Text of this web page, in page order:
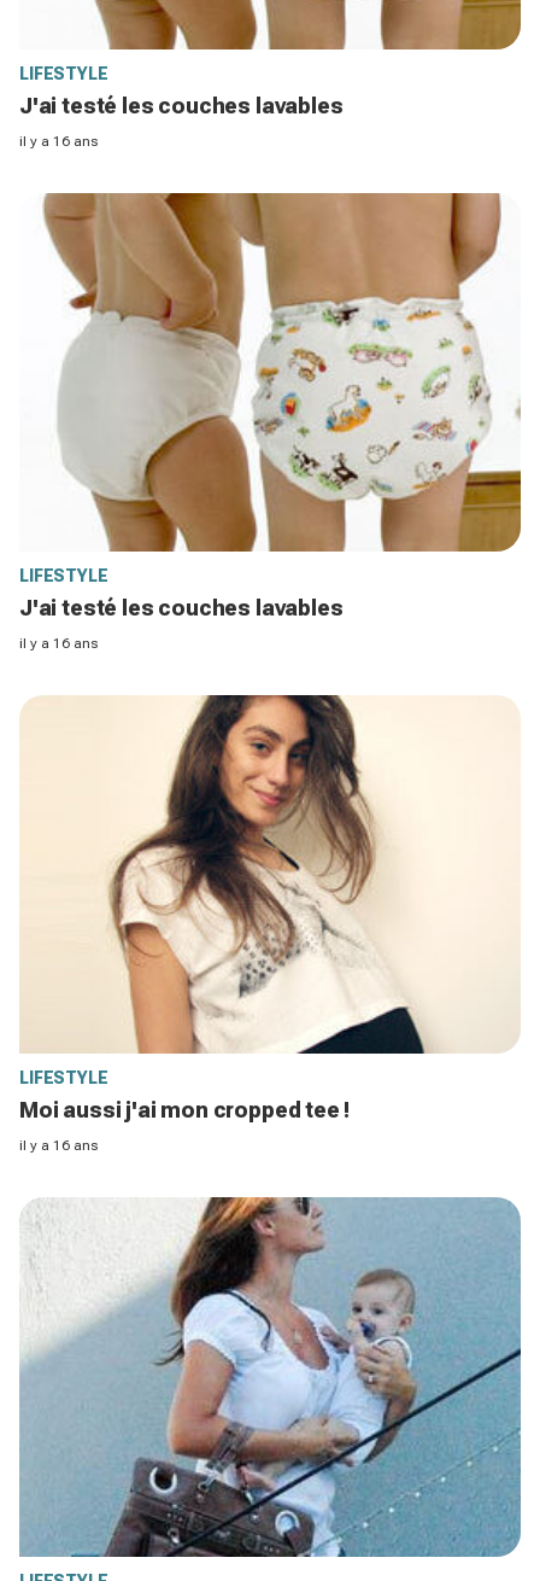
LIFESTYLE
J'ai testé les couches lavables
il y a 16 ans
LIFESTYLE
J'ai testé les couches lavables
il y a 16 ans
LIFESTYLE
Moi aussi j'ai mon cropped tee !
il y a 16 ans